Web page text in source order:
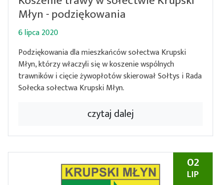
Młyn - podziękowania
6 lipca 2020
Podziękowania dla mieszkańców sołectwa Krupski
Młyn, którzy właczyli się w koszenie wspólnych
trawników i cięcie żywopłotów skierował Sołtys i Rada
Sołecka sołectwa Krupski Młyn.
czytaj dalej
02
LIP